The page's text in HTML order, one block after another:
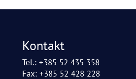
Kontakt
Tel.: +385 52 435 358
Fax: +385 52 428 228